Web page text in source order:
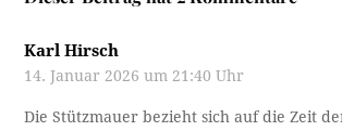
Karl Hirsch
14. Januar 2026 um 21:40 Uhr
Die Stützmauer bezieht sich auf die Zeit